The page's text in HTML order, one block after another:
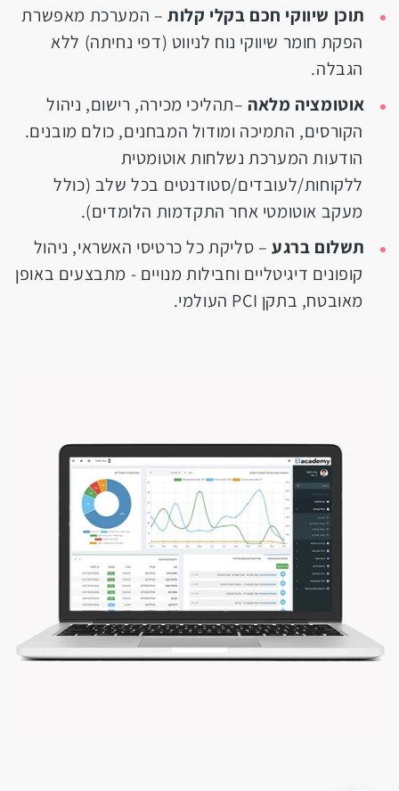
תוכן שיווקי חכם בקלי קלות – המערכת מאפשרת
הפקת חומר שיווקי נוח לניווט (דפי נחיתה) ללא
הגבלה.
אוטומציה מלאה –תהליכי מכירה, רישום, ניהול
הקורסים, התמיכה ומודול המבחנים, כולם מובנים.
הודעות המערכת נשלחות אוטומטית
ללקוחות/לעובדים/סטודנטים בכל שלב (כולל
מעקב אוטומטי אחר התקדמות הלומדים).
תשלום ברגע – סליקת כל כרטיסי האשראי, ניהול
קופונים דיגיטליים וחבילות מנויים - מתבצעים באופן
מאובטח, בתקן PCI העולמי.